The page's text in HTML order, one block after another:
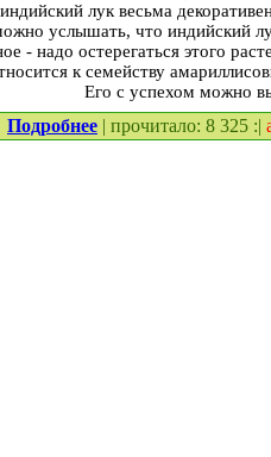
лук весьма
услышать, что индийский
- надо остерегаться этого
к семейству
Его с успехом можно
Подробнее | прочитало: 8 325 :|